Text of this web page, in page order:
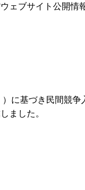
ェブサイト公開情
）に基づき民間競争
ました。